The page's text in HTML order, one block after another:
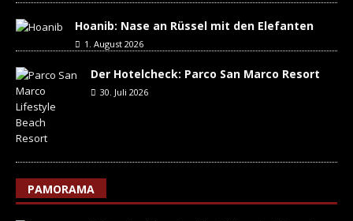
Hoanib: Nase an Rüssel mit den Elefanten
1. August 2026
Der Hotelcheck: Parco San Marco Resort
30. Juli 2026
PAMORAMA